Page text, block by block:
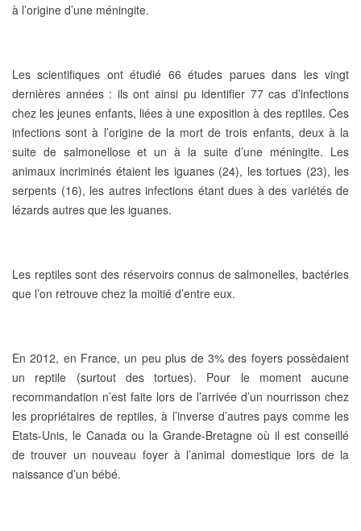
à l’origine d’une méningite.
Les scientifiques ont étudié 66 études parues dans les vingt
dernières années : ils ont ainsi pu identifier 77 cas d’infections
chez les jeunes enfants, liées à une exposition à des reptiles. Ces
infections sontà l’origine de la mort de trois enfants, deux à la
suite de salmonellose et un à la suite d’une méningite. Les
animaux incriminés étaient les iguanes(24), les tortues (23), les
serpents (16), les autres infections étant dues à des variétés de
lézards autres que les iguanes.
Les reptiles sont des réservoirs connus de salmonelles, bactéries
que l’on retrouve chez la moitié d’entre eux.
En 2012, en France, un peu plus de 3% des foyers possèdaient
un reptile (surtout des tortues). Pour le moment aucune
recommandation n’est faite lors de l’arrivée d’un nourrisson chez
les propriétaires de reptiles, à l’inverse d’autres pays comme les
Etats-Unis, le Canada ou la Grande-Bretagne où il est conseillé
de trouver un nouveau foyer à l’animal domestique lors de la
naissance d’un bébé.